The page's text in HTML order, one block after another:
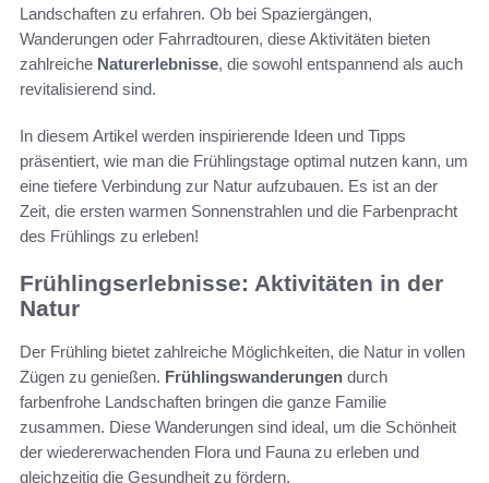
Landschaften zu erfahren. Ob bei Spaziergängen,
Wanderungen oder Fahrradtouren, diese Aktivitäten bieten
zahlreiche Naturerlebnisse, die sowohl entspannend als auch
revitalisierend sind.
In diesem Artikel werden inspirierende Ideen und Tipps
präsentiert, wie man die Frühlingstage optimal nutzen kann, um
eine tiefere Verbindung zur Natur aufzubauen. Es ist an der
Zeit, die ersten warmen Sonnenstrahlen und die Farbenpracht
des Frühlings zu erleben!
Frühlingserlebnisse: Aktivitäten in der
Natur
Der Frühling bietet zahlreiche Möglichkeiten, die Natur in vollen
Zügen zu genießen. Frühlingswanderungen durch
farbenfrohe Landschaften bringen die ganze Familie
zusammen. Diese Wanderungen sind ideal, um die Schönheit
der wiedererwachenden Flora und Fauna zu erleben und
gleichzeitig die Gesundheit zu fördern.